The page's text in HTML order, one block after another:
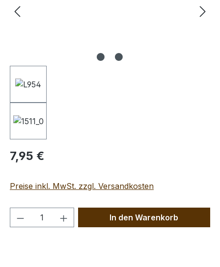
Regulärer Preis:
7,95 €
Preise inkl. MwSt. zzgl. Versandkosten
Produkt Anzahl: Gib denIn den Warenkorb